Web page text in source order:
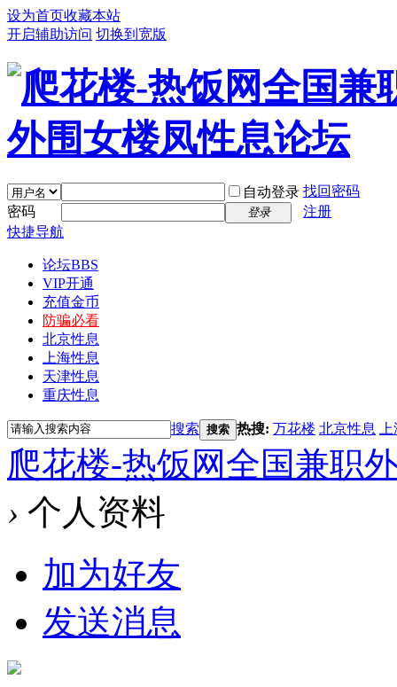
设为首页收藏本站
开启辅助访问 切换到宽版
自动登录 找回密码
密码
登录
注册
快捷导航
论坛BBS
VIP开通
充值金币
防骗必看
北京性息
上海性息
天津性息
重庆性息
搜索 搜索 热搜: 万花楼 北京性息
爬花楼-热饭网全国兼职
› 个人资料
加为好友
发送消息